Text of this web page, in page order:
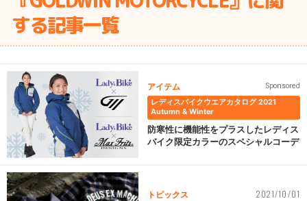
する記事一覧
アイテム
Sponsored
レディスバイクウエアカタログ 2021
Autumn & Winter
防寒性に機能性をプラスしたレディス
バイク限定カラーのスペシャルコーデ
トピックス 2021/10/01